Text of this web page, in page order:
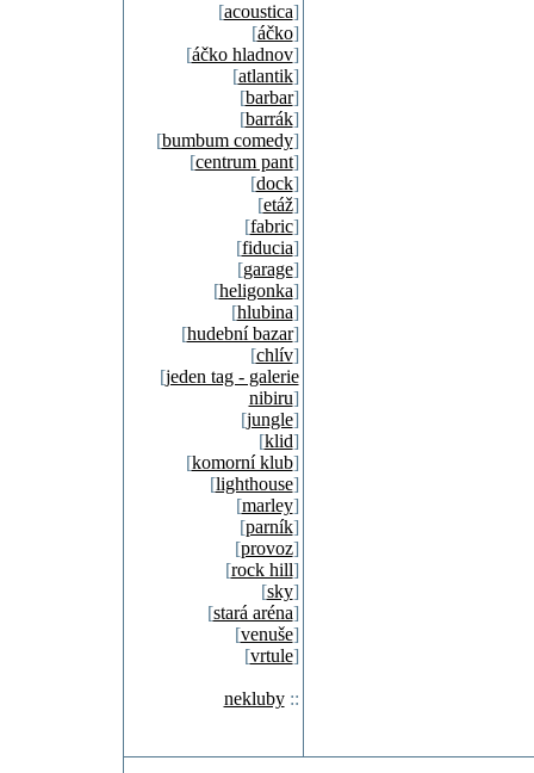
[acoustica]
[áčko]
[áčko hladnov]
[atlantik]
[barbar]
[barrák]
[bumbum comedy]
[centrum pant]
[dock]
[etáž]
[fabric]
[fiducia]
[garage]
[heligonka]
[hlubina]
[hudební bazar]
[chlív]
[jeden tag - galerie
nibiru]
[jungle]
[klid]
[komorní klub]
[lighthouse]
[marley]
[parník]
[provoz]
[rock hill]
[sky]
[stará aréna]
[venuše]
[vrtule]
nekluby::